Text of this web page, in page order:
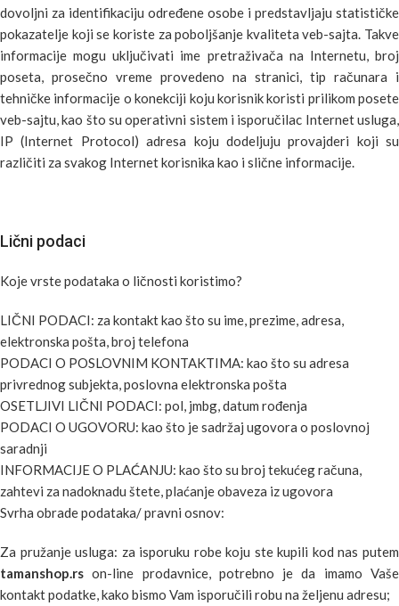
dovoljni za identifikaciju određene osobe i predstavljaju statističke
pokazatelje koji se koriste za poboljšanje kvaliteta veb-sajta. Takve
informacije mogu uključivati ime pretraživača na Internetu, broj
poseta, prosečno vreme provedeno na stranici, tip računara i
tehničke informacije o konekciji koju korisnik koristi prilikom posete
veb-sajtu, kao što su operativni sistem i isporučilac Internet usluga,
IP (Internet Protocol) adresa koju dodeljuju provajderi koji su
različiti za svakog Internet korisnika kao i slične informacije.
Lični podaci
Koje vrste podataka o ličnosti koristimo?
LIČNI PODACI: za kontakt kao što su ime, prezime, adresa,
elektronska pošta, broj telefona
PODACI O POSLOVNIM KONTAKTIMA: kao što su adresa
privrednog subjekta, poslovna elektronska pošta
OSETLJIVI LIČNI PODACI: pol, jmbg, datum rođenja
PODACI O UGOVORU: kao što je sadržaj ugovora o poslovnoj
saradnji
INFORMACIJE O PLAĆANJU: kao što su broj tekućeg računa,
zahtevi za nadoknadu štete, plaćanje obaveza iz ugovora
Svrha obrade podataka/ pravni osnov:
Za pružanje usluga: za isporuku robe koju ste kupili kod nas putem
tamanshop.rs on-line prodavnice, potrebno je da imamo Vaše
kontakt podatke, kako bismo Vam isporučili robu na željenu adresu;